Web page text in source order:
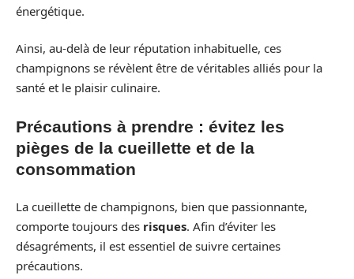
énergétique.
Ainsi, au-delà de leur réputation inhabituelle, ces
champignons se révèlent être de véritables alliés pour la
santé et le plaisir culinaire.
Précautions à prendre : évitez les
pièges de la cueillette et de la
consommation
La cueillette de champignons, bien que passionnante,
comporte toujours des risques. Afin d’éviter les
désagréments, il est essentiel de suivre certaines
précautions.